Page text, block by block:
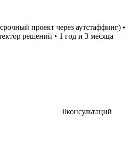
проект через аутстаффинг) •
решений • 1 год и 3 месяца
0консультаций